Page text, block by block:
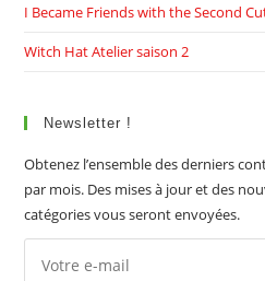
I Became Friends with the Second
Witch Hat Atelier saison 2
Newsletter !
Obtenez l’ensemble des derniers
par mois. Des mises à jour et des
catégories vous seront envoyées.